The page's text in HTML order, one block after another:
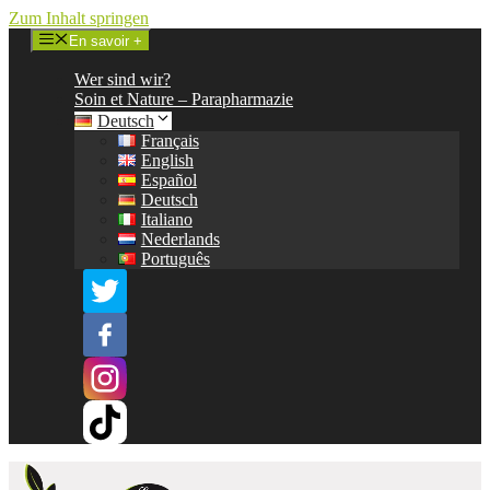
Zum Inhalt springen
En savoir +
Wer sind wir?
Soin et Nature – Parapharmazie
Deutsch
Français
English
Español
Deutsch
Italiano
Nederlands
Português